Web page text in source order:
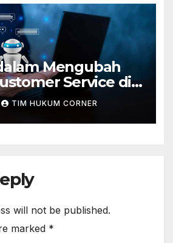
Mengubah
Service di
TIM HUKUM CORNER
will not be published.
marked *